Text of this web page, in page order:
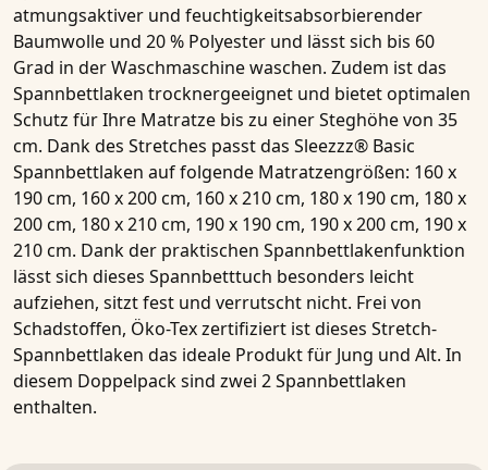
atmungsaktiver und feuchtigkeitsabsorbierender
Baumwolle und 20 % Polyester und lässt sich bis 60
Grad in der Waschmaschine waschen. Zudem ist das
Spannbettlaken trocknergeeignet und bietet optimalen
Schutz für Ihre Matratze bis zu einerSteghöhe von 35
cm. Dank des Stretches passt das Sleezzz® Basic
Spannbettlaken auf folgende Matratzengrößen: 160 x
190 cm, 160 x 200 cm, 160 x 210 cm, 180 x 190 cm, 180 x
200 cm, 180 x 210 cm, 190 x 190 cm, 190 x 200 cm, 190 x
210 cm. Dank der praktischen Spannbettlakenfunktion
lässt sich dieses Spannbetttuch besonders leicht
aufziehen, sitzt fest und verrutscht nicht. Frei von
Schadstoffen, Öko-Tex zertifiziert ist dieses Stretch-
Spannbettlaken das ideale Produkt für Jung und Alt. In
diesem Doppelpack sind zwei 2 Spannbettlaken
enthalten.